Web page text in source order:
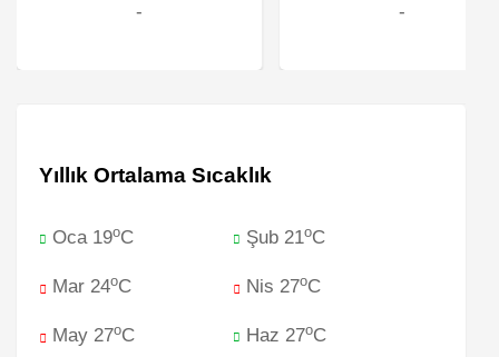
-
-
Yıllık Ortalama Sıcaklık
Oca 19oC Şub 21oC
Mar 24oC Nis 27oC
May 27oC Haz 27oC